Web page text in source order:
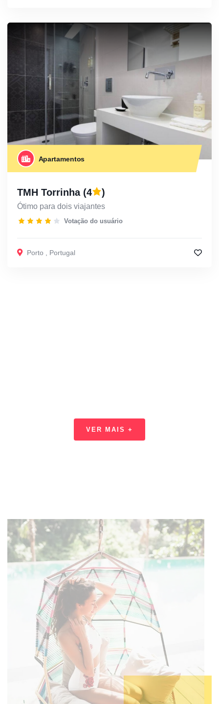
Apartamentos
TMH Torrinha(4 )
Ótimo para dois viajantes
Votação do usuário
Porto , Portugal
VER MAIS +